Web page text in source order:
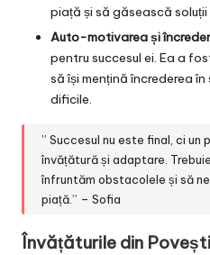
piață și să găsească
Auto-motivarea și
pentru succesul ei. Ea a
să își mențină încrederea
dificile.
” Succesul nu este final, ci un
învățătură și adaptare.
înfruntăm obstacolele și să
piață.” – Sofia
Învățăturile din